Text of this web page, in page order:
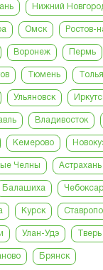
Нижний
Омск Ростов-
Воронеж Пермь
Тюмень
Ульяновск
Владивосток
Кемерово
Челны Астрахань
Балашиха
Курск
Улан-Удэ Тверь
Брянск